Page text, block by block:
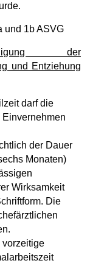
und 1b ASVG
der
und Entziehung
darf die
der Dauer
Monaten)
Wirksamkeit
Die
vorzeitige